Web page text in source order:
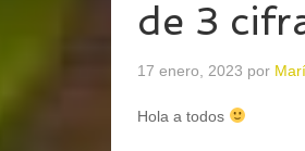
de 3
17 enero, 2023 por
Hola a todos